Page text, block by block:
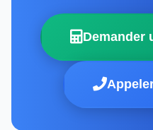
Demander